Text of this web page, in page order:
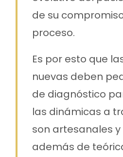
de su
proceso.
Es por esto que
nuevas deben
de diagnóstico
las dinámicas a
son artesanales y
además de